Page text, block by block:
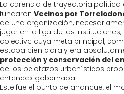
La carencia de trayectoria política
fundaron Vecinos por
de una organización,
jugar en la liga de las
colectivo cuya meta principal,
estaba bien clara y era
protección y conservación del
de los pelotazos urbanísticos
entonces gobernaba.
Este fue el punto de arranque, el